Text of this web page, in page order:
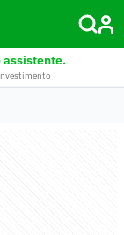
assistente.